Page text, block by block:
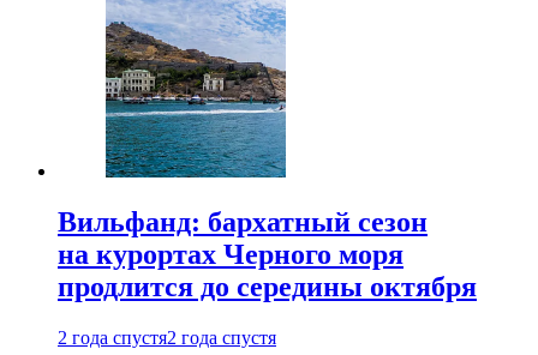
Вильфанд: бархатный сезон
на курортах Черного моря
продлится до середины октября
2 года спустя2 года спустя